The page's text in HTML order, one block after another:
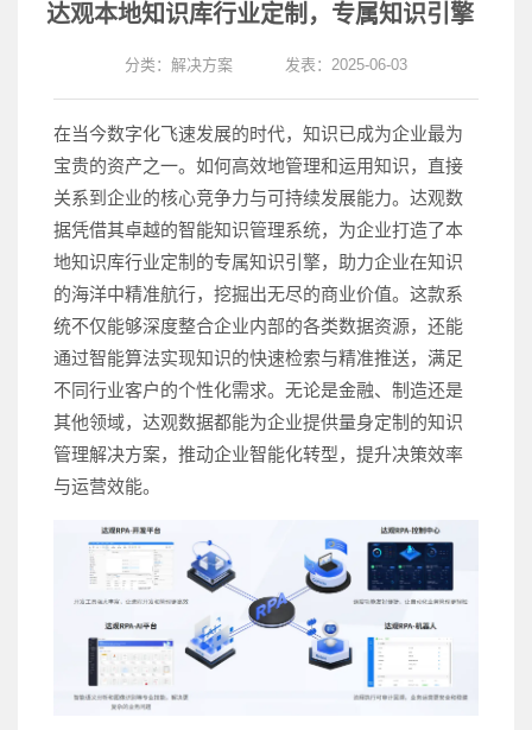
达观本地知识库行业定制，专属知识引擎
分类： 解决方案 发表：2025-06-03
在当今数字化飞速发展的时代，知识已成为企业最为
宝贵的资产之一。如何高效地管理和运用知识，直接
关系到企业的核心竞争力与可持续发展能力。达观数
据凭借其卓越的智能知识管理系统，为企业打造了本
地知识库行业定制的专属知识引擎，助力企业在知识
的海洋中精准航行，挖掘出无尽的商业价值。这款系
统不仅能够深度整合企业内部的各类数据资源，还能
通过智能算法实现知识的快速检索与精准推送，满足
不同行业客户的个性化需求。无论是金融、制造还是
其他领域，达观数据都能为企业提供量身定制的知识
管理解决方案，推动企业智能化转型，提升决策效率
与运营效能。